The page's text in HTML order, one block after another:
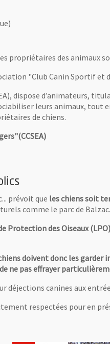
propriétaires des animaux
"Club Canin Sportif et
dispose d’animateurs,
leurs animaux,
de chiens.
prévoit que les chiens soit
comme le parc de Balzac.
Protection des Oiseaux (LPO)
doivent donc les
ne pas effrayer
déjections canines aux
respectées pour en